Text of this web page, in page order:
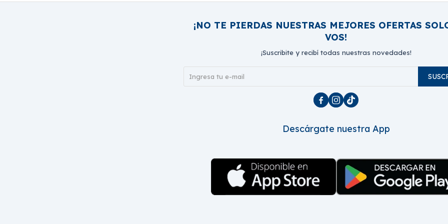
¡NO TE PIERDAS NUESTRAS MEJORES OFERTAS
VOS!
¡Suscribite y recibí todas nuestras novedades!
  
Descárgate nuestra App